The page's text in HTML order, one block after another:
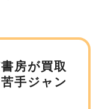
房が買取
手ジャン